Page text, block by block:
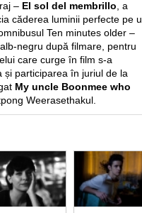
– El sol del membrillo, a
căderea luminii perfecte pe
Ten minutes older –
negru după filmare, pentru
care curge în film s-a
și participarea în juriul de la
My uncle Boonmee who
Weerasethakul.